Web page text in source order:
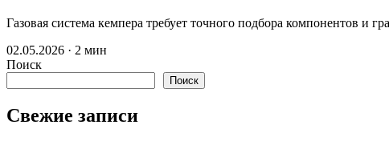
Газовая система кемпера требует точного подбора компонентов
02.05.2026 · 2 мин
Поиск
Поиск
Свежие записи